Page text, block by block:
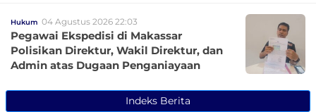
Hukum 04 Agustus 2026 22:03
Pegawai Ekspedisi di Makassar
Polisikan Direktur, Wakil Direktur, dan
Admin atas Dugaan Penganiayaan
Indeks Berita